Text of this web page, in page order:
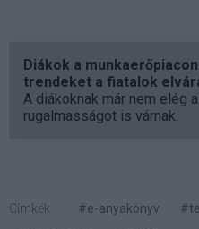
Diákok a
trendeket a fiatalok
A diákoknak már nem elég
rugalmasságot is várnak.
Címkék: #e-anyakönyv